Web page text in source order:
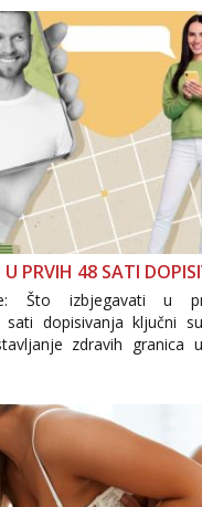
PRVIH 48 SATI
Što izbjegavati u
sati dopisivanja ključni
zdravih granica
otkrivanje
osoba još